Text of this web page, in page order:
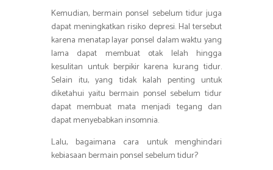
Kemudian, bermain ponsel sebelum tidur juga
dapat meningkatkan risiko depresi. Hal tersebut
karena menatap layar ponsel dalam waktu yang
lama dapat membuat otak lelah hingga
kesulitan untuk berpikir karena kurang tidur.
Selain itu, yang tidak kalah penting untuk
diketahui yaitu bermain ponsel sebelum tidur
dapat membuat mata menjadi tegang dan
dapat menyebabkan insomnia.
Lalu, bagaimana cara untuk menghindari
kebiasaan bermain ponsel sebelum tidur?